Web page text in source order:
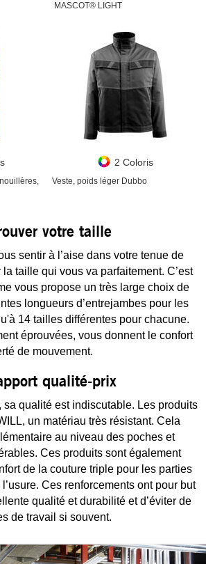
MASCOT® LIGHT
2 Coloris
Veste, poids léger Dubbo
votre taille
sentir à l’aise dans votre tenue de
taille qui vous va parfaitement. C’est
vous propose un très large choix de
longueurs d’entrejambes pour les
14 tailles différentes pour chacune.
éprouvées, vous donnent le confort
de mouvement.
qualité-prix
sa qualité est indiscutable. Les produits
un matériau très résistant. Cela
au niveau des poches et
Ces produits sont également
de la couture triple pour les parties
Ces renforcements ont pour but
qualité et durabilité et d’éviter de
de travail si souvent.